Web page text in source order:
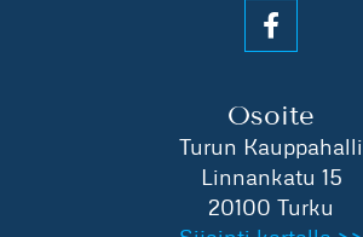
Osoite
Turun Kauppahalli
Linnankatu 15
20100 Turku